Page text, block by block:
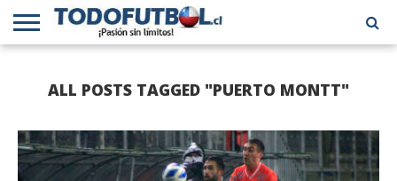
CHILENA
EN EL
MUNDO
INTERNACIONAL
ALL POSTS TAGGED "PUERTO MONTT"